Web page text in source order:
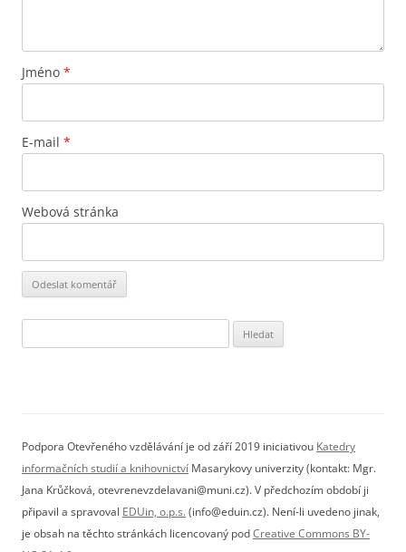
Jméno *
E-mail *
Webová stránka
Podpora Otevřeného vzdělávání je od září 2019 iniciativou Katedry
informačních studií a knihovnictví Masarykovy univerzity (kontakt: Mgr.
Jana Krůčková, otevrenevzdelavani@muni.cz). V předchozím období ji
připavil a spravoval EDUin, o.p.s. (info@eduin.cz). Není-li uvedeno jinak,
je obsah na těchto stránkách licencovaný podCreative Commons BY-